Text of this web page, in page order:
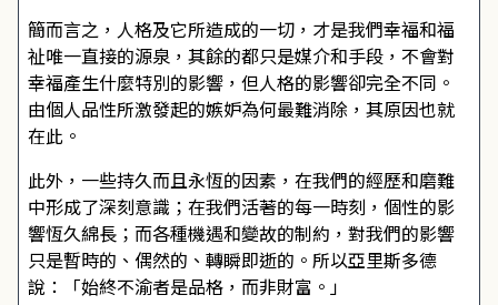
簡而言之，人格及它所造成的一切，才是我們幸福和福
祉唯一直接的源泉，其餘的都只是媒介和手段，不會對
幸福產生什麼特別的影響，但人格的影響卻完全不同。
由個人品性所激發起的嫉妒為何最難消除，其原因也就
在此。
此外，一些持久而且永恆的因素，在我們的經歷和磨難
中形成了深刻意識；在我們活著的每一時刻，個性的影
響恆久綿長；而各種機遇和變故的制約，對我們的影響
只是暫時的、偶然的、轉瞬即逝的。所以亞里斯多德
說：「始終不渝者是品格，而非財富。」